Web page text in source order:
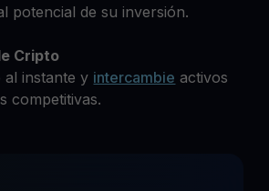
potencial de su inversión.
Cripto
instante y intercambie activos
competitivas.